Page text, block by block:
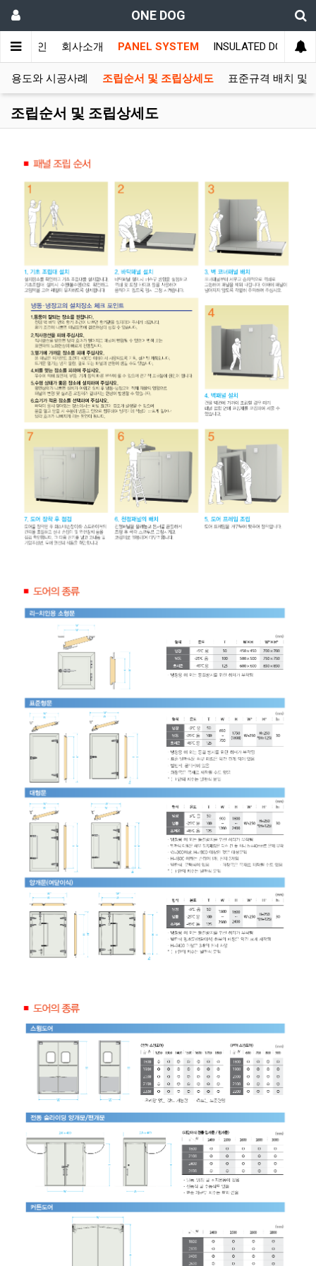
ONE DOG
메인 회사소개 PANEL SYSTEM INSULATED DOOR
용도와 시공사례 조립순서 및 조립상세도 표준규격 배치 및
조립순서 및 조립상세도